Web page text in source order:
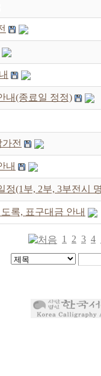
내(종료일 정정)
전
내
정(1부, 2부, 3부전시
록, 표구대금 안내
1 2 3 4